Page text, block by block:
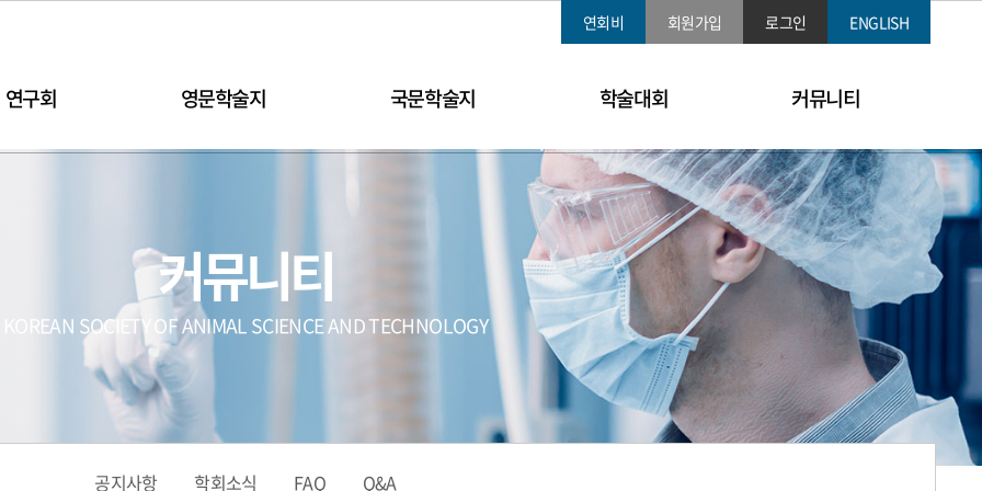
연회비 회원가입 로그인 ENGLISH
연구회 영문학술지 국문학술지 학술대회 커뮤니티
커뮤니티
KOREAN SOCIETY OF ANIMAL SCIENCE AND TECHNOLOGY
공지사항 학회소식 FAQ Q&A